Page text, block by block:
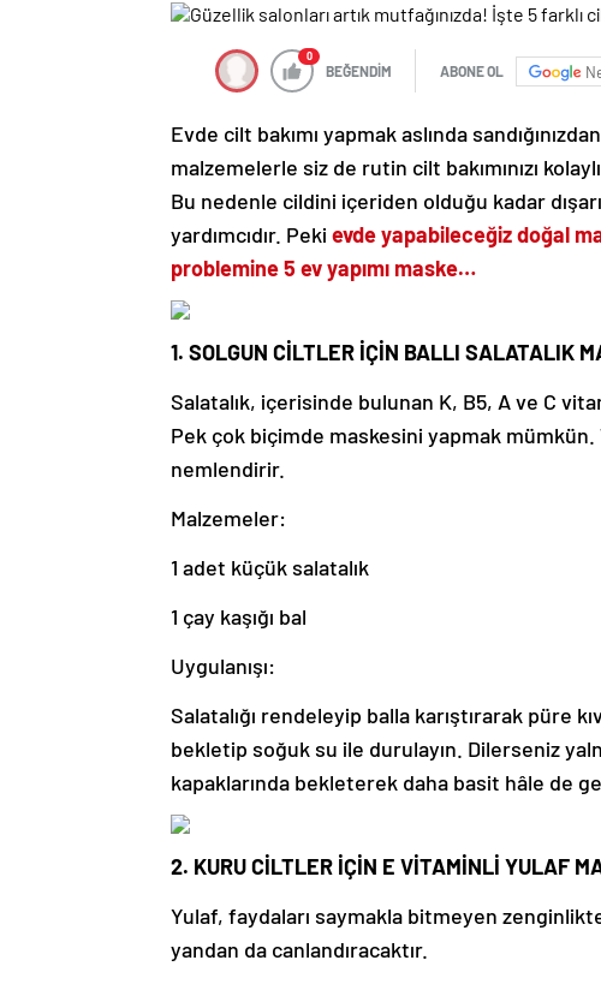
0
BEĞENDİM ABONE OL
Evde cilt bakımı yapmak aslında
malzemelerle siz de rutin cilt bakımınızı
Bu nedenle cildini içeriden olduğu kadar
yardımcıdır. Peki evde yapabileceğiz doğal
problemine 5 ev yapımı maske…
1. SOLGUN CİLTLER İÇİN BALLI SALATALIK
Salatalık, içerisinde bulunan K, B5, A ve C
Pek çok biçimde maskesini yapmak
nemlendirir.
Malzemeler:
1 adet küçük salatalık
1 çay kaşığı bal
Uygulanışı:
Salatalığı rendeleyip balla karıştırarak püre
bekletip soğuk su ile durulayın. Dilerseniz
kapaklarında bekleterek daha basit hâle de
2. KURU CİLTLER İÇİN E VİTAMİNLİ YULAF
Yulaf, faydaları saymakla bitmeyen
yandan da canlandıracaktır.